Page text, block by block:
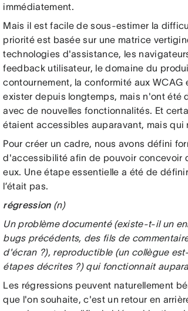
immédiatement.
Mais il est facile de sous-estimer la
priorité est basée sur une matrice
technologies d'assistance, les
feedback utilisateur, le domaine du
contournement, la conformité aux
exister depuis longtemps, mais n'ont été
avec de nouvelles fonctionnalités. Et
étaient accessibles auparavant, mais qui
Pour créer un cadre, nous avons défini
d'accessibilité afin de pouvoir concevoir
eux. Une étape essentielle a été de
l’était pas.
régression(n)
Un problème documenté (existe-t-il un
bugs précédents, des fils de
d'écran ?), reproductible (un collègue
étapes décrites ?) qui fonctionnait
Les régressions peuvent naturellement
que l'on souhaite, c'est un retour en